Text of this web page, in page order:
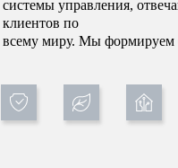
системы управления,
клиентов по
всему миру. Мы формируем